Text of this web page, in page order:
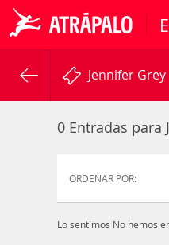
Jennifer Grey
0 Entradas para
ORDENAR POR:
Lo sentimos No hemos